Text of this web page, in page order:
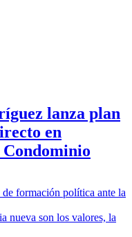
lanza plan
en
Condominio
formación política ante la
nueva son los valores, la